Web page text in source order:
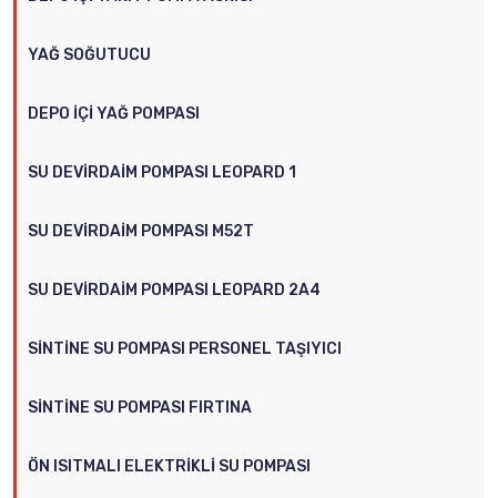
YAĞ SOĞUTUCU
DEPO İÇI YAĞ POMPASI
SU DEVIRDAIM POMPASI LEOPARD 1
SU DEVIRDAIM POMPASI M52T
SU DEVIRDAIM POMPASI LEOPARD 2A4
SINTINE SU POMPASI PERSONEL TAŞIYICI
SINTINE SU POMPASI FIRTINA
ÖN ISITMALI ELEKTRIKLI SU POMPASI